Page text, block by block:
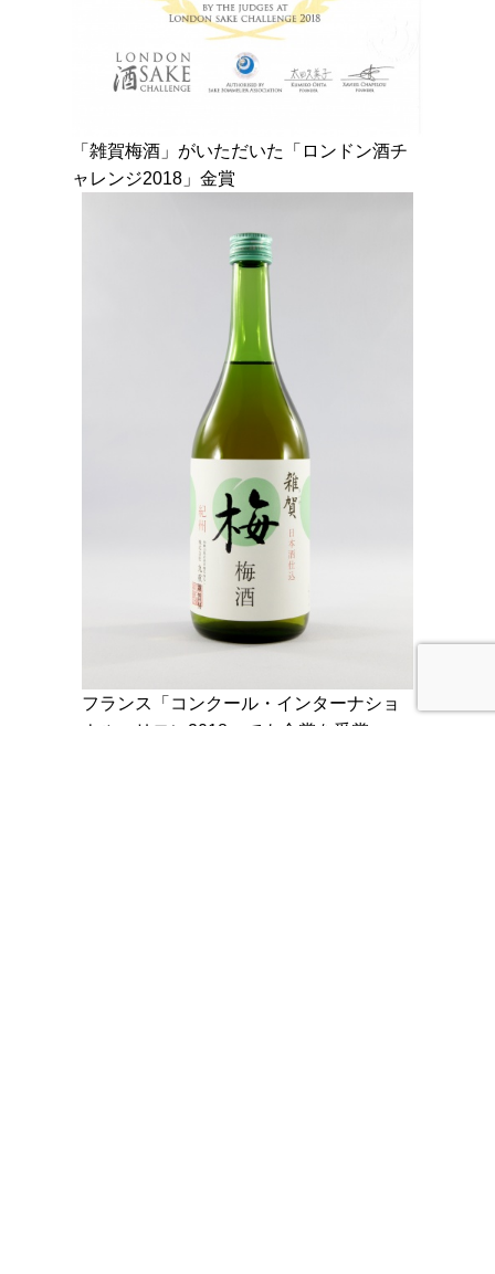
「雑賀梅酒」がいただいた「ロンドン酒チ
ャレンジ2018」金賞
フランス「コンクール・インターナショ
ナル・リヨン2018」でも金賞を受賞。